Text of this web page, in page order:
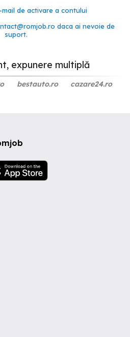
de activare a contului
daca ai nevoie de
suport.
expunere multiplă
bestauto.ro cazare24.ro